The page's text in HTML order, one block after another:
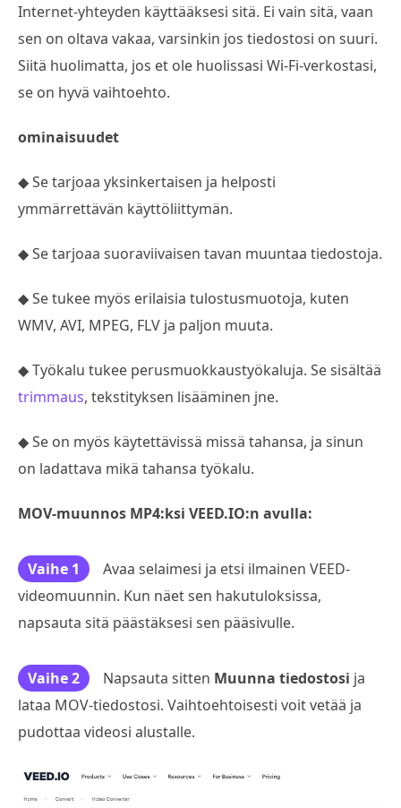
Internet-yhteyden käyttääksesi sitä. Ei vain sitä, vaan
sen on oltava vakaa, varsinkin jos tiedostosi on suuri.
Siitä huolimatta, jos et ole huolissasi Wi-Fi-verkostasi,
se on hyvä vaihtoehto.
ominaisuudet
◆ Se tarjoaa yksinkertaisen ja helposti
ymmärrettävän käyttöliittymän.
◆ Se tarjoaa suoraviivaisen tavan muuntaa tiedostoja.
◆ Se tukee myös erilaisia tulostusmuotoja, kuten
WMV, AVI, MPEG, FLV ja paljon muuta.
◆ Työkalu tukee perusmuokkaustyökaluja. Se sisältää
trimmaus, tekstityksen lisääminen jne.
◆ Se on myös käytettävissä missä tahansa, ja sinun
on ladattava mikä tahansa työkalu.
MOV-muunnos MP4:ksi VEED.IO:n avulla:
Vaihe 1
Avaa selaimesi ja etsi ilmainen VEED-
videomuunnin. Kun näet sen hakutuloksissa,
napsauta sitä päästäksesi sen pääsivulle.
Vaihe 2 Napsauta sitten Muunna tiedostosi ja
lataa MOV-tiedostosi. Vaihtoehtoisesti voit vetää ja
pudottaa videosi alustalle.